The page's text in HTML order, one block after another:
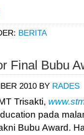
BERITA
Final Bubu
2010 BY RADES
Trisakti,
pada
Bubu Award.